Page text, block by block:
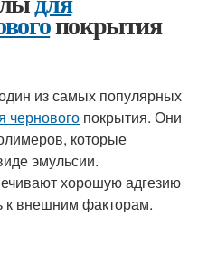
покрытия
из самых популярных
чернового покрытия. Они
которые
эмульсии.
хорошую адгезию
к внешним факторам.